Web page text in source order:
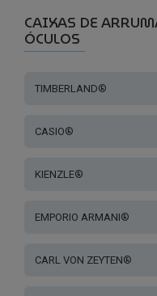
CAIXAS DE
ÓCULOS
TIMBERLAND®
CASIO®
KIENZLE®
EMPORIO ARMANI®
CARL VON ZEYTEN®